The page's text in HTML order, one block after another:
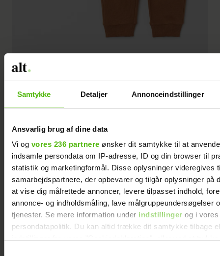
Samtykke Detaljer Annonceindstillinger
Ansvarlig brug af dine data
Vi og vores 236 partnere ønsker dit samtykke til at
indsamle persondata om IP-adresse, ID og din browser til
statistik og marketingformål. Disse oplysninger videregives
samarbejdspartnere, der opbevarer og tilgår oplysninger på
at vise dig målrettede annoncer, levere tilpasset indhold,
annonce- og indholdsmåling, lave målgruppeundersøgelser
tjenester. Se mere information under indstillinger og i vores
persondatapolitik. Du kan altid trække dit samtykke tilbage
på knæene.
Strømpebukser i frotté med Rudolf, 100 kr.
hosH&M.